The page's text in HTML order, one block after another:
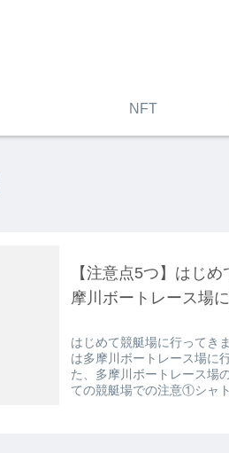
NFT
【注意点5つ】はじ
摩川ボートレース場
はじめて競艇場に行ってき
は多摩川ボートレース場に
た、多摩川ボートレース場
ての競艇場での注意①シャ